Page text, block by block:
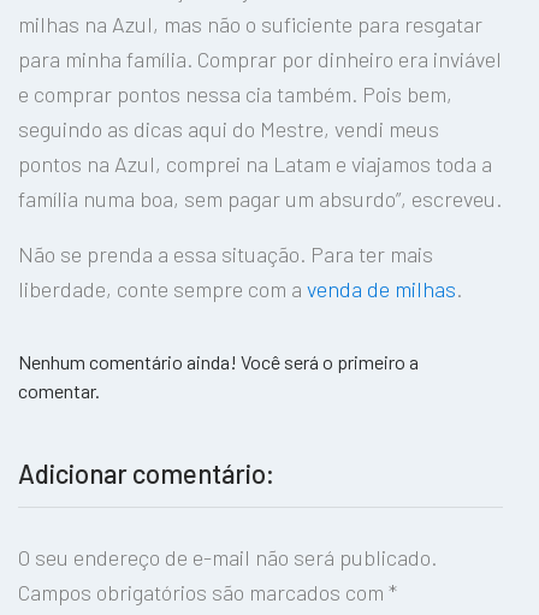
milhas na Azul, mas não o suficiente para resgatar
para minha família. Comprar por dinheiro era inviável
e comprar pontos nessa cia também. Pois bem,
seguindo as dicas aqui do Mestre, vendi meus
pontos na Azul, comprei na Latam e viajamos toda a
família numa boa, sem pagar um absurdo”, escreveu.
Não se prenda a essa situação. Para ter mais
liberdade, conte sempre com a venda de milhas.
Nenhum comentário ainda! Você será o primeiro a
comentar.
Adicionar comentário:
O seu endereço de e-mail não será publicado.
Campos obrigatórios são marcados com *